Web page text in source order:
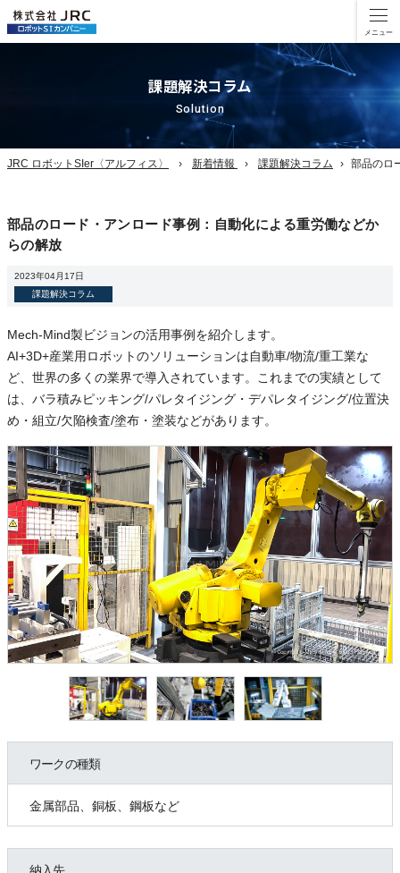
課題解決コラム
Solution
JRC ロボットSIer〈アルフィス〉 新着情報 課題解決コラム 部品のロ
部品のロード・アンロード事例：自動化による重労働などか
らの解放
2023年04月17日
課題解決コラム
Mech-Mind製ビジョンの活用事例を紹介します。
AI+3D+産業用ロボットのソリューションは自動車/物流/重工業な
ど、世界の多くの業界で導入されています。これまでの実績として
は、バラ積みピッキング/パレタイジング・デパレタイジング/位置決
め・組立/欠陥検査/塗布・塗装などがあります。
ワークの種類
金属部品、銅板、鋼板など